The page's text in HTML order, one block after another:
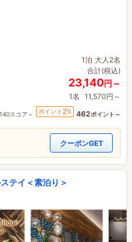
1泊 大人2名
合計(税込)
23,140円～
1名 11,570円～
スコア～ ポイント 2% 462ポイント～
クーポンGET
テイ＜素泊り＞